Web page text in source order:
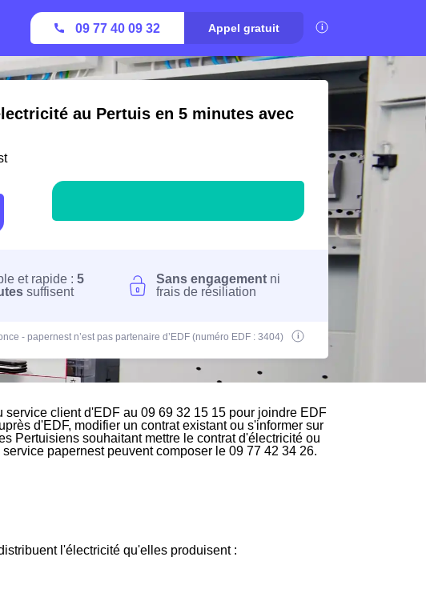
09 77 40 09 32 Appel gratuit
au Pertuis en 5 minutes avec
et rapide :5
suffisent
Sans engagement ni
frais de résiliation
- papernest n’est pas partenaire d’EDF (numéro EDF : 3404)
client d'EDF au 09 69 32 15 15 pour joindre EDF
d'EDF, modifier un contrat existant ou s'informer sur
Pertuisiens souhaitant mettre le contrat d'électricité ou
papernest peuvent composer le 09 77 42 34 26.
l'électricité qu'elles produisent :